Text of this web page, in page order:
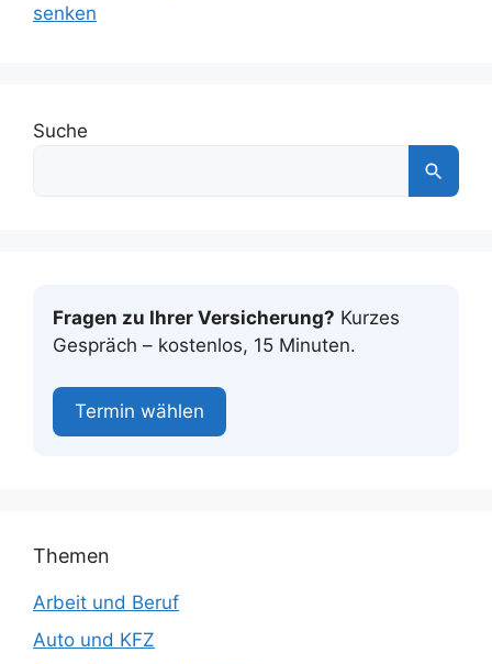
senken
Suche
Fragen zu Ihrer Versicherung? Kurzes
Gespräch – kostenlos, 15 Minuten.
Termin wählen
Themen
Arbeit und Beruf
Auto und KFZ